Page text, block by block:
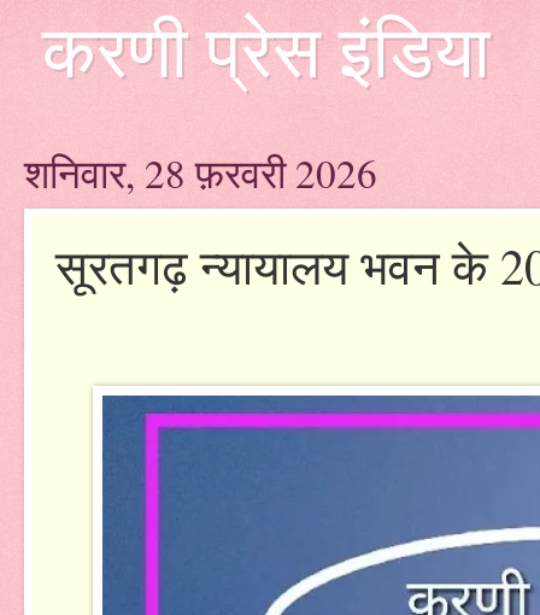
करणी प्रेस इंडिया
शनिवार, 28 फ़रवरी 2026
सूरतगढ़ न्यायालय भवन के